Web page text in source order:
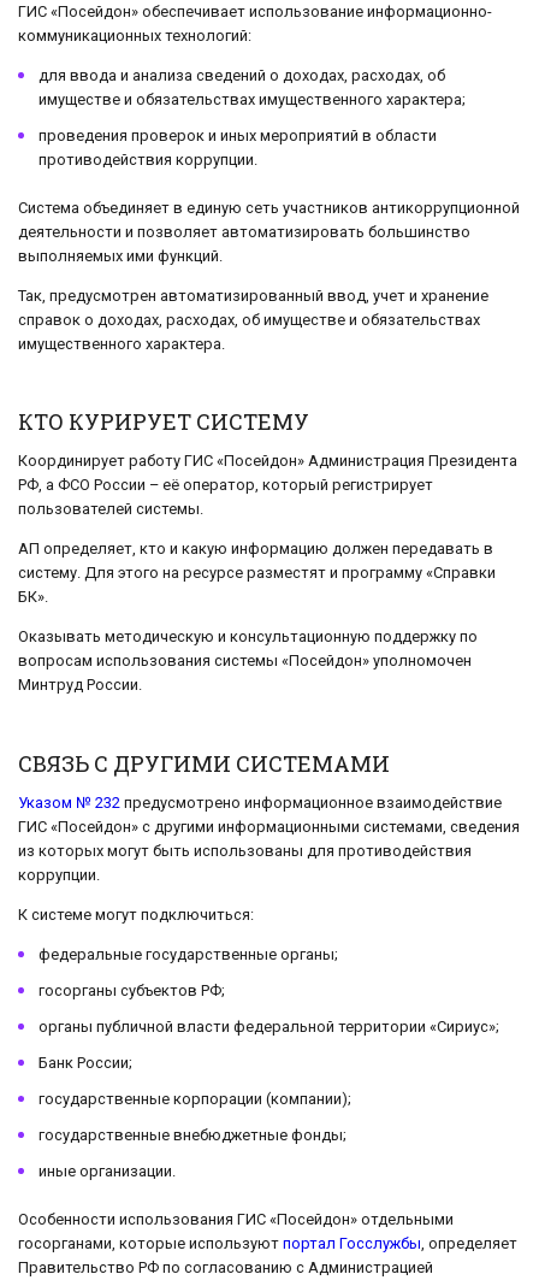
ГИС «Посейдон» обеспечивает использование информационно-
коммуникационных технологий:
для ввода и анализа сведений о доходах, расходах, об
имуществе и обязательствах имущественного характера;
проведения проверок и иных мероприятий в области
противодействия коррупции.
Система объединяет в единую сеть участников антикоррупционной
деятельности и позволяет автоматизировать большинство
выполняемых ими функций.
Так, предусмотрен автоматизированный ввод, учет и хранение
справок о доходах, расходах, об имуществе и обязательствах
имущественного характера.
КТО КУРИРУЕТ СИСТЕМУ
Координирует работу ГИС «Посейдон» Администрация Президента
РФ, а ФСО России – её оператор, который регистрирует
пользователей системы.
АП определяет, кто и какую информацию должен передавать в
систему. Для этого на ресурсе разместят и программу «Справки
БК».
Оказывать методическую и консультационную поддержку по
вопросам использования системы «Посейдон» уполномочен
Минтруд России.
СВЯЗЬ С ДРУГИМИ СИСТЕМАМИ
Указом № 232 предусмотрено информационное взаимодействие
ГИС «Посейдон» с другими информационными системами, сведения
из которых могут быть использованы для противодействия
коррупции.
К системе могут подключиться:
федеральные государственные органы;
госорганы субъектов РФ;
органы публичной власти федеральной территории «Сириус»;
Банк России;
государственные корпорации (компании);
государственные внебюджетные фонды;
иные организации.
Особенности использования ГИС «Посейдон» отдельными
госорганами, которые используют портал Госслужбы , определяет
Правительство РФ по согласованию с Администрацией